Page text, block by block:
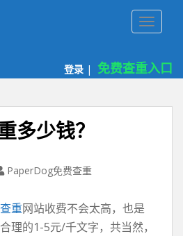
登录 | 免费查重入口
多少钱？
PaperDog免费查重
重网站收费不会太高，也是
理的1-5元/千文字，共当然，